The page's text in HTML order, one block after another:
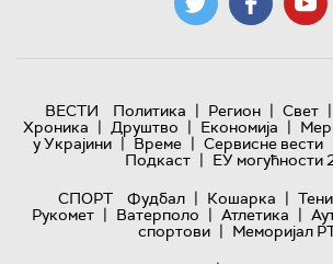
ВЕСТИ Политика | Регион | Свет |
Хроника | Друштво | Економија |
у Украјини | Време | Сервисне вести
Подкаст | ЕУ могућности
СПОРТ
Фудбал | Кошарка |
Рукомет | Ватерполо | Атлетика |
спортови | Меморијал